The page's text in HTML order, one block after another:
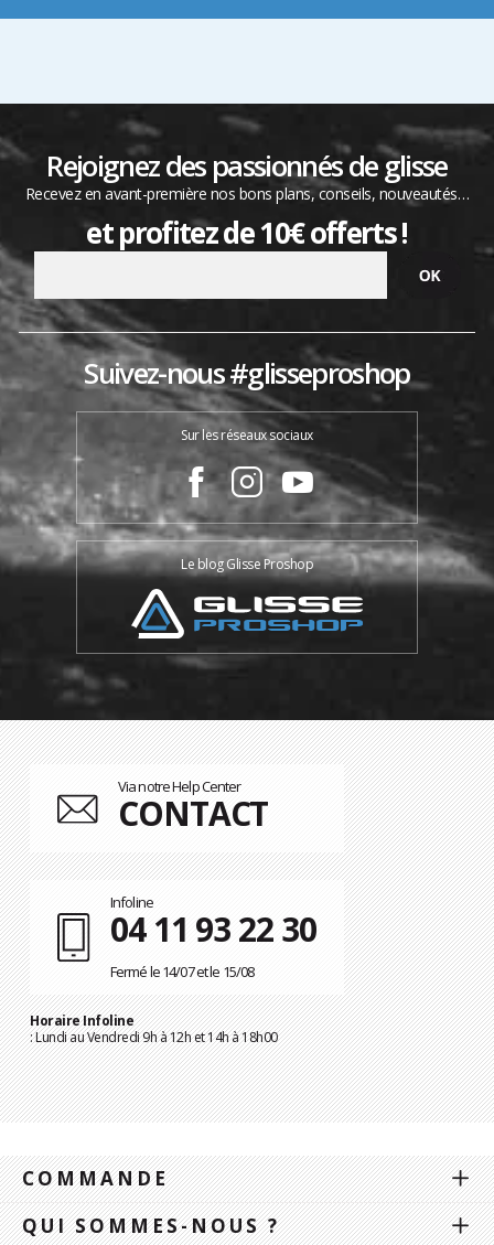
Rejoignez des passionnés de glisse
Recevez en avant-première nos bons plans, conseils, nouveautés…
et profitez de 10€ offerts !
Suivez-nous #glisseproshop
Sur les réseaux sociaux
Le blog Glisse Proshop
Via notre Help Center
CONTACT
Infoline
04 11 93 22 30
Fermé le 14/07 et le 15/08
Horaire Infoline
: Lundi au Vendredi 9h à 12h et 14h à 18h00
COMMANDE
QUI SOMMES-NOUS ?